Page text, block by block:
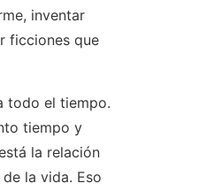
inventar
ficciones que
todo el tiempo.
tiempo y
la relación
la vida. Eso